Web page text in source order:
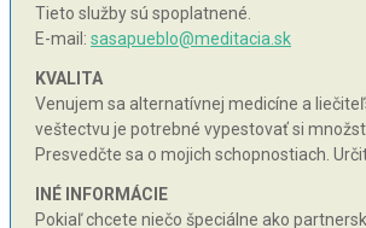
Tieto služby sú spoplatnené.
E-mail: sasapueblo@meditacia.sk
KVALITA
Venujem sa alternatívnej medicíne a
veštectvu je potrebné vypestovať si
Presvedčte sa o mojich schopnostiach.
INÉ INFORMÁCIE
Pokiaľ chcete niečo špeciálne ako